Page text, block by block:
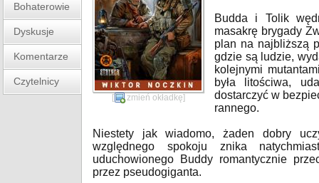
Bohaterowie
Dyskusje
Komentarze
Czytelnicy
[ zmień okładkę]
Budda i Tolik
masakrę brygady
plan na najbliższą
gdzie są ludzie,
kolejnymi
była litościwa,
dostarczyć w
rannego.
Niestety jak wiadomo, żaden dobry
względnego spokoju znika
uduchowionego Buddy romantycznie
przez pseudogiganta.